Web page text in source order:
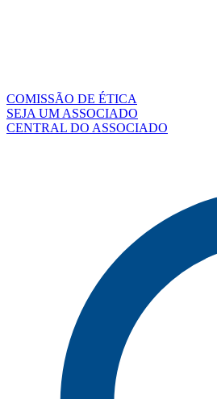
COMISSÃO DE ÉTICA
SEJA UM ASSOCIADO
CENTRAL DO ASSOCIADO